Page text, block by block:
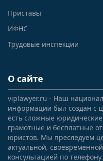
Приставы
ИФНС
Трудовые инспекции
О сайте
viplawyer.ru - Наш
информации был создан с
есть сложные
грамотные и бесплатные
юристов. Мы преследуем
актуальной,
консультацией по телефону.